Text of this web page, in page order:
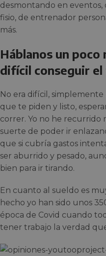
desmontando en eventos,
fisio, de entrenador
más.
Háblanos un poco
difícil conseguir
No era difícil,
que te piden y listo,
correr. Yo no he
suerte de poder ir
que si cubría gastos
ser aburrido y pesado,
bien para ir tirando.
En cuanto al sueldo es
hecho yo han sido unos
época de Covid cuando
tener trabajo la verdad